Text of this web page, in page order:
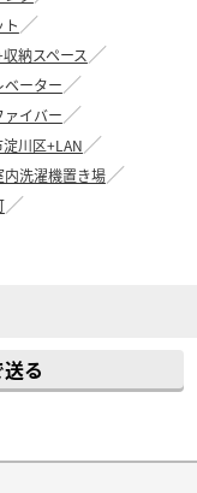
納スペース
ーター
イバー
川区+LAN
洗濯機置き場
る